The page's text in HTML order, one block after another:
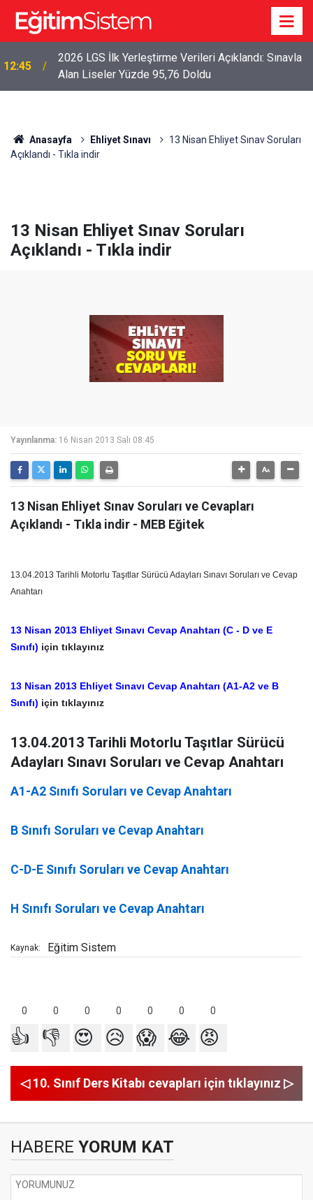
12:45
2026 LGS İlk Yerleştirme Verileri Açıklandı: Sınavla
Alan Liseler Yüzde 95,76 Doldu
Anasayfa Ehliyet Sınavı
13 Nisan Ehliyet Sınav Soruları
Açıklandı - Tıkla indir
13 Nisan Ehliyet Sınav Soruları
Açıklandı - Tıkla indir
Yayınlanma: 16 Nisan 2013 Salı 08:45
13 Nisan Ehliyet Sınav Soruları ve Cevapları
Açıklandı - Tıkla indir - MEB Eğitek
13.04.2013 Tarihli Motorlu Taşıtlar Sürücü Adayları Sınavı Soruları ve Cevap
Anahtarı
13 Nisan 2013 Ehliyet Sınavı Cevap Anahtarı (C - D ve E
Sınıfı) için tıklayınız
13 Nisan 2013 Ehliyet Sınavı Cevap Anahtarı (A1-A2 ve B
Sınıfı) için tıklayınız
13.04.2013 Tarihli Motorlu Taşıtlar Sürücü
Adayları Sınavı Soruları ve Cevap Anahtarı
A1-A2 Sınıfı Soruları ve Cevap Anahtarı
B Sınıfı Soruları ve Cevap Anahtarı
C-D-E Sınıfı Soruları ve Cevap Anahtarı
H Sınıfı Soruları ve Cevap Anahtarı
Kaynak: Eğitim Sistem
0 0 0 0 0 0 0
👍 👎 😍 😥 😱 😂 😡
◁ 10. Sınıf Ders Kitabı cevapları için tıklayınız ▷
HABERE YORUM KAT